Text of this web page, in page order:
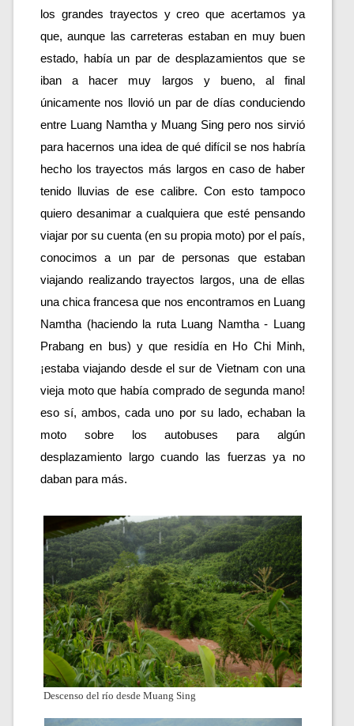
los grandes trayectos y creo que acertamos ya
que, aunque las carreteras estaban en muy buen
estado, había un par de desplazamientos que se
iban a hacer muy largos y bueno, al final
únicamente nos llovió un par de días conduciendo
entre Luang Namtha y Muang Sing pero nos sirvió
para hacernos una idea de qué difícil se nos habría
hecho los trayectos más largos en caso de haber
tenido lluvias de ese calibre. Con esto tampoco
quiero desanimar a cualquiera que esté pensando
viajar por su cuenta (en su propia moto) por el país,
conocimos a un par de personas que estaban
viajando realizando trayectos largos, una de ellas
una chica francesa que nos encontramos en Luang
Namtha (haciendo la ruta Luang Namtha - Luang
Prabang en bus) y que residía en Ho Chi Minh,
¡estaba viajando desde el sur de Vietnam con una
vieja moto que había comprado de segunda mano!
eso sí, ambos, cada uno por su lado, echaban la
moto sobre los autobuses para algún
desplazamiento largo cuando las fuerzas ya no
daban para más.
Descenso del río desde Muang Sing